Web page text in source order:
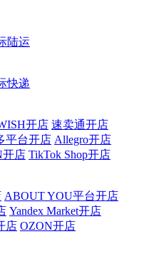
陆运
快递
开店 速卖通开店
平台开店 Allegro开店
开店 TikTok Shop开店
ABOUT YOU平台开店
Yandex Market开店
店 OZON开店